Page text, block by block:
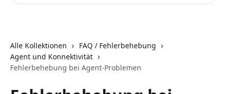
Alle Kollektionen
FAQ / Fehlerbehebung
Agent und Konnektivität
Fehlerbehebung bei Agent-Problemen